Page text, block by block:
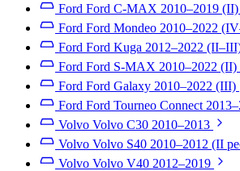
Ford Ford C-MAX 2010–2019 (II)
Ford Ford Mondeo 2010–2022
Ford Ford Kuga 2012–2022
Ford Ford S-MAX 2010–2022 (II)
Ford Ford Galaxy 2010–2022 (III)
Ford Ford Tourneo Connect
Volvo Volvo C30 2010–2013
Volvo Volvo S40 2010–2012 (II
Volvo Volvo V40 2012–2019